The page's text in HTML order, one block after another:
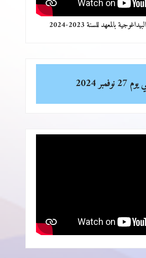
بالمعهد للسنة 2023-2024
يوم 27 نوفمبر 2024